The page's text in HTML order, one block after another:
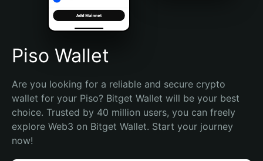
Português (Brasil)
Español (Argentina)
Piso Wallet
Are you looking for a reliable and secure crypto
wallet for your Piso? Bitget Wallet will be your best
choice. Trusted by 40 million users, you can freely
explore Web3 on Bitget Wallet. Start your journey
now!